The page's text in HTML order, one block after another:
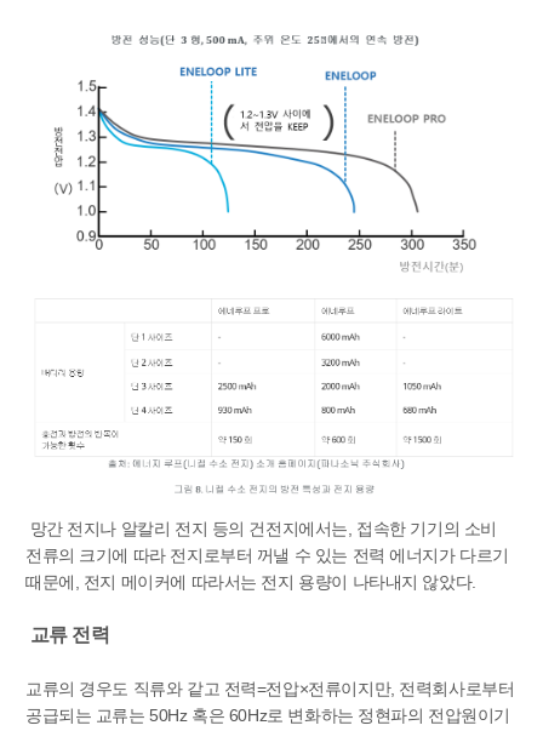
망간 전지나 알칼리 전지 등의 건전지에서는, 접속한 기기의 소비
전류의 크기에 따라 전지로부터 꺼낼 수 있는 전력 에너지가 다르기
때문에, 전지 메이커에 따라서는 전지 용량이 나타내지 않았다.
교류 전력
교류의 경우도 직류와 같고 전력=전압×전류이지만, 전력회사로부터
공급되는 교류는 50Hz 혹은 60Hz로 변화하는 정현파의 전압원이기